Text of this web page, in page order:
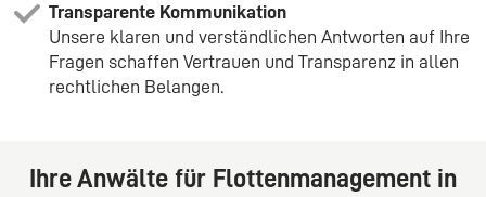
Transparente Kommunikation
Unsere klaren und verständlichen Antworten auf Ihre
Fragen schaffen Vertrauen und Transparenz in allen
rechtlichen Belangen.
Ihre Anwälte für Flottenmanagement in